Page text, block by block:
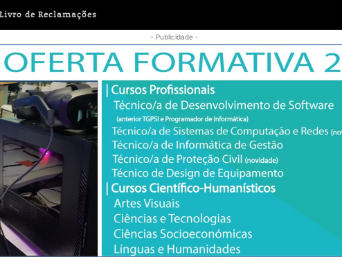
Livro de Reclamações
- Publicidade -